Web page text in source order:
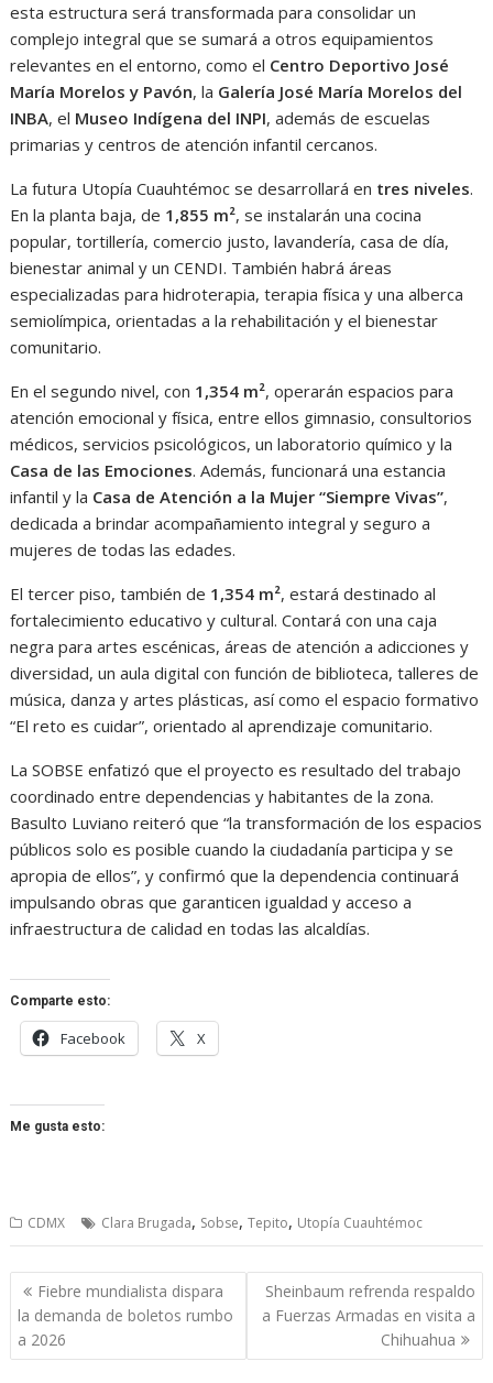
esta estructura será transformada para consolidar un
complejo integral que se sumará a otros equipamientos
relevantes en el entorno, como el Centro Deportivo José
María Morelos y Pavón, la Galería José María Morelos del
INBA, el Museo Indígena del INPI, además de escuelas
primarias y centros de atención infantil cercanos.
La futura Utopía Cuauhtémoc se desarrollará en tres niveles.
En la planta baja, de 1,855 m², se instalarán una cocina
popular, tortillería, comercio justo, lavandería, casa de día,
bienestar animal y un CENDI. También habrá áreas
especializadas para hidroterapia, terapia física y una alberca
semiolímpica, orientadas a la rehabilitación y el bienestar
comunitario.
En el segundo nivel, con 1,354 m², operarán espacios para
atención emocional y física, entre ellos gimnasio, consultorios
médicos, servicios psicológicos, un laboratorio químico y la
Casa de las Emociones. Además, funcionará una estancia
infantil y la Casa de Atención a la Mujer “Siempre Vivas”,
dedicada a brindar acompañamiento integral y seguro a
mujeres de todas las edades.
El tercer piso, también de 1,354 m², estará destinado al
fortalecimiento educativo y cultural. Contará con una caja
negra para artes escénicas, áreas de atención a adicciones y
diversidad, un aula digital con función de biblioteca, talleres de
música, danza y artes plásticas, así como el espacio formativo
“El reto es cuidar”, orientado al aprendizaje comunitario.
La SOBSE enfatizó que el proyecto es resultado del trabajo
coordinado entre dependencias y habitantes de la zona.
Basulto Luviano reiteró que “la transformación de los espacios
públicos solo es posible cuando la ciudadanía participa y se
apropia de ellos”, y confirmó que la dependencia continuará
impulsando obras que garanticen igualdad y acceso a
infraestructura de calidad en todas las alcaldías.
Comparte esto:
Facebook X
Me gusta esto:
CDMX Clara Brugada, Sobse,Tepito, Utopía Cuauhtémoc
Navegación
de
entradas
Fiebre mundialista dispara
la demanda de boletos rumbo
a 2026
Sheinbaum refrenda respaldo
a Fuerzas Armadas en visita a
Chihuahua